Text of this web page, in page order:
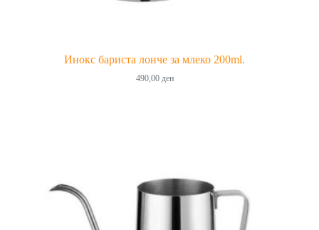
Инокс бариста лонче за млеко 200ml.
490,00 ден